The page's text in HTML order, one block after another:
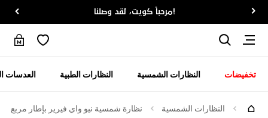
!مرحباً كويت، لقد وصلنا
تخفيضات النظارات الشمسية النظارات الطبية العدسات
النظارات الشمسية نظارة شمسية نيو واي فيرير بإطار مربع